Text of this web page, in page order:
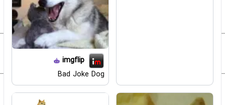
imgflip
Bad Joke Dog